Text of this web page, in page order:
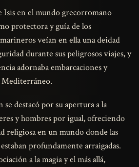
Isis en el mundo grecorromano
protectora y guía de los
veían en ella una deidad
durante sus peligrosos viajes, y
adornaba embarcaciones y
Mediterráneo.
destacó por su apertura a la
y hombres por igual, ofreciendo
religiosa en un mundo donde las
profundamente arraigadas.
a la magia y el más allá,